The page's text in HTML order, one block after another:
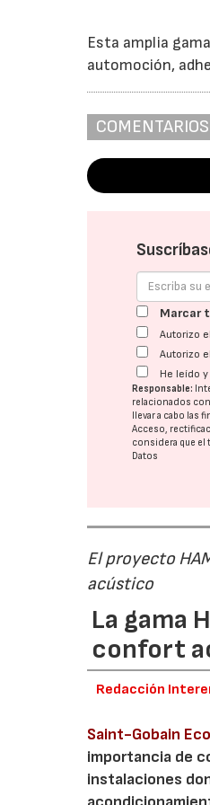
Esta amplia
automoción,
Marcar
Autorizo
Autorizo
He leído
Responsable:
relacionados
llevar a cabo las
Acceso,
considera que el
Datos
El proyecto
acústico
La gama
confort
Redacción
Saint-Gobain
importancia de
instalaciones